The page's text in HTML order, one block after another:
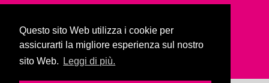
Questo sito Web utilizza i cookie per
assicurarti la migliore esperienza sul nostro
sito Web.
Leggi di più.
Via Baltera, 19
38066 Riva del Garda (TN)